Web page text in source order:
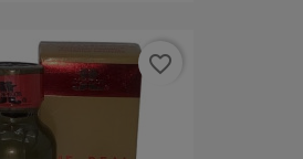
favorite_border